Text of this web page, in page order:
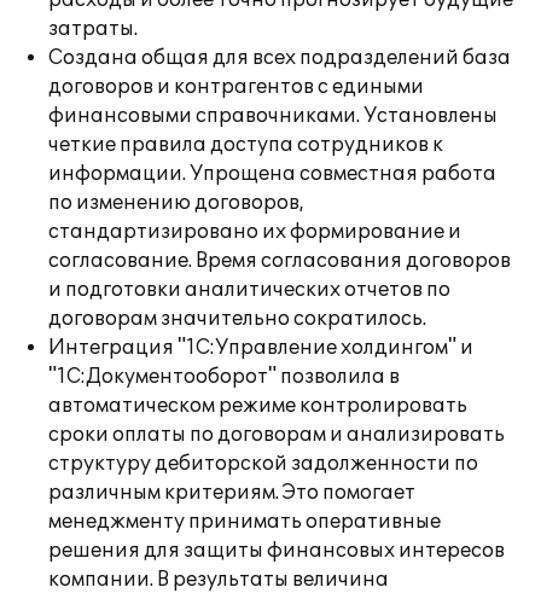
затраты.
Создана общая для всех подразделений база
договоров и контрагентов с едиными
финансовыми справочниками. Установлены
четкие правила доступа сотрудников к
информации. Упрощена совместная работа
по изменению договоров,
стандартизировано их формирование и
согласование. Время согласования договоров
и подготовки аналитических отчетов по
договорам значительно сократилось.
Интеграция "1С:Управление холдингом" и
"1С:Документооборот" позволила в
автоматическом режиме контролировать
сроки оплаты по договорам и анализировать
структуру дебиторской задолженности по
различным критериям. Это помогает
менеджменту принимать оперативные
решения для защиты финансовых интересов
компании. В результаты величина